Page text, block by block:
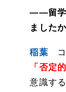
——留学
ました
稲葉 コ
「否定
意識す